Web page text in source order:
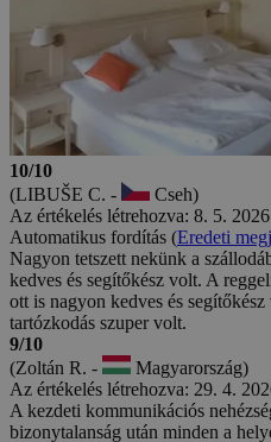
10/10
(LIBUŠE C. -
Cseh)
Az értékelés létrehozva: 8. 5. 2026
Automatikus fordítás (Eredeti
Nagyon tetszett nekünk a
kedves és segítőkész volt. A
ott is nagyon kedves és
tartózkodás szuper volt.
9/10
(Zoltán R. -
Magyarország)
Az értékelés létrehozva: 29. 4.
A kezdeti kommunikációs
bizonytalanság után minden a